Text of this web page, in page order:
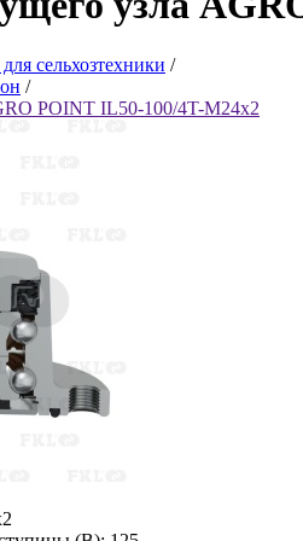
сельхозтехники /
/
POINT IL50-100/4T-М24х2